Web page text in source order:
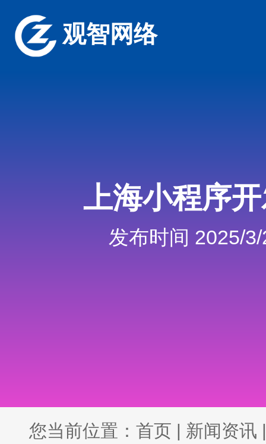
观智网络
上海小程序
发布时间 2025/
您当前位置： 首页 | 新闻资讯 |